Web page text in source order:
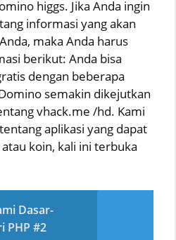
higgs. Jika Anda ingin
informasi yang akan
maka Anda harus
berikut: Anda bisa
dengan beberapa
semakin dikejutkan
vhack.me /hd. Kami
aplikasi yang dapat
koin, kali ini terbuka
Dasar-
PHP #2